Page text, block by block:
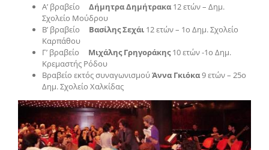
Α’ βραβείο Δήμητρα Δημήτρακα 12 ετών – Δημ.
Σχολείο Μούδρου
Β’ βραβείο Βασίλης Σεχάι 12 ετών – 1ο Δημ. Σχολείο
Καρπάθου
Γ’ βραβείο Μιχάλης Γρηγοράκης10 ετών -1ο Δημ.
Κρεμαστής Ρόδου
Βραβείο εκτός συναγωνισμούΆννα Γκιόκα9 ετών – 25ο
Δημ. Σχολείο Χαλκίδας